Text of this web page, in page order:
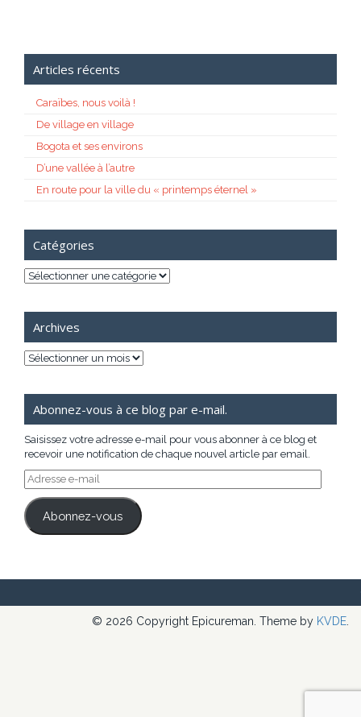
Articles récents
Caraïbes, nous voilà !
De village en village
Bogota et ses environs
D’une vallée à l’autre
En route pour la ville du « printemps éternel »
Catégories
Catégories
Archives
Archives
Abonnez-vous à ce blog par e-mail.
Saisissez votre adresse e-mail pour vous abonner à ce blog et
recevoir une notification de chaque nouvel article par email.
Adresse
e-
mail
Abonnez-vous
© 2026 Copyright Epicureman. Theme by KVDE.